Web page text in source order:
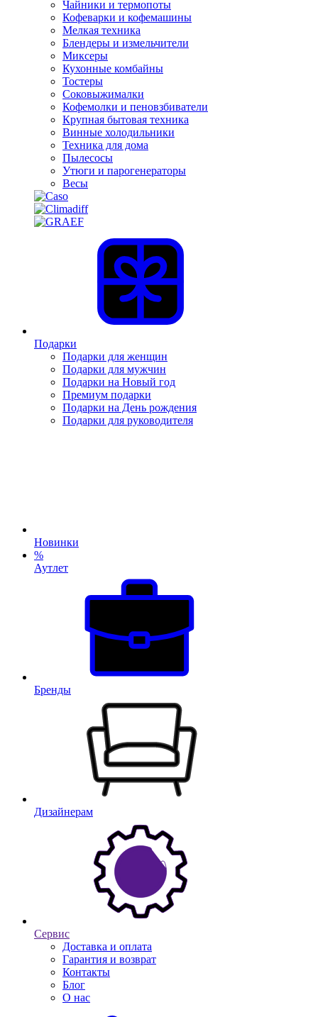
Чайники и термопоты
Кофеварки и кофемашины
Мелкая техника
Блендеры и измельчители
Миксеры
Кухонные комбайны
Тостеры
Соковыжималки
Кофемолки и пеновзбиватели
Крупная бытовая техника
Винные холодильники
Техника для дома
Пылесосы
Утюги и парогенераторы
Весы
Подарки
Подарки для женщин
Подарки для мужчин
Подарки на Новый год
Премиум подарки
Подарки на День рождения
Подарки для руководителя
Новинки
%
Аутлет
Бренды
Дизайнерам
Сервис
Доставка и оплата
Гарантия и возврат
Контакты
Блог
О нас